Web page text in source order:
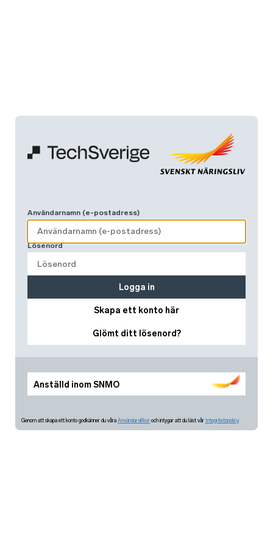
Anställd inom SNMO
Användarnamn (e-postadress)
Lösenord
Skapa ett konto här
Glömt ditt lösenord?
Logga in
Genom att skapa ett konto godkänner du våra Användarvillkor och intygar att du läst vår Integritetspolicy.